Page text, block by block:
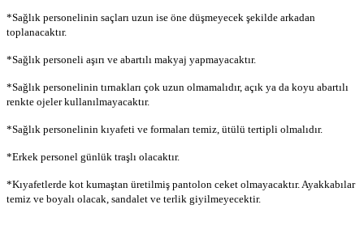
*Sağlık personelinin saçları uzun ise öne düşmeyecek şekilde arkadan
toplanacaktır.
*Sağlık personeli aşırı ve abartılı makyaj yapmayacaktır.
*Sağlık personelinin tırnakları çok uzun olmamalıdır, açık ya da koyu abartılı
renkte ojeler kullanılmayacaktır.
*Sağlık personelinin kıyafeti ve formaları temiz, ütülü tertipli olmalıdır.
*Erkek personel günlük traşlı olacaktır.
*Kıyafetlerde kot kumaştan üretilmiş pantolon ceket olmayacaktır. Ayakkabılar
temiz ve boyalı olacak, sandalet ve terlik giyilmeyecektir.